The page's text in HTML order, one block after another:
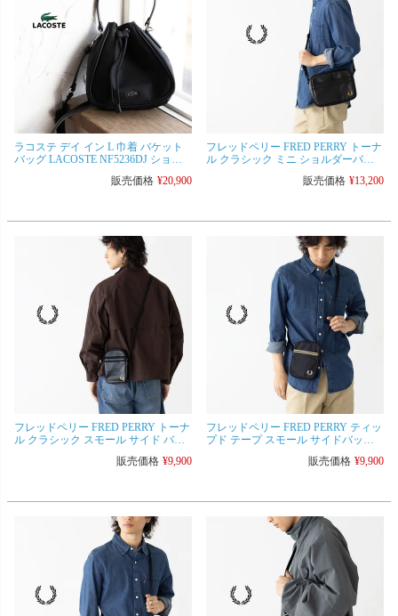
ラコステ デイ イン L 巾着 バケット
バッグ LACOSTE NF5236DJ ショル
販売価格 ¥20,900
フレッドペリー FRED PERRY トーナ
ル クラシック ミニ ショルダーバッ
販売価格 ¥13,200
フレッドペリー FRED PERRY トーナ
ル クラシック スモール サイド バッ
販売価格 ¥9,900
フレッドペリー FRED PERRY ティッ
プド テープ スモール サイドバック
販売価格 ¥9,900